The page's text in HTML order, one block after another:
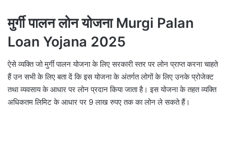
मुर्गी पालन लोन योजना Murgi Palan
Loan Yojana 2025
ऐसे व्यक्ति जो मुर्गी पालन योजना के लिए सरकारी स्तर पर लोन प्राप्त करना चाहते
हैं उन सभी के लिए बता दें कि इस योजना के अंतर्गत लोगों के लिए उनके प्रोजेक्ट
तथा व्यवसाय के आधार पर लोन प्रदान किया जाता है। इस योजना के तहत व्यक्ति
अधिकतम लिमिट के आधार पर 9 लाख रुपए तक का लोन ले सकते हैं।